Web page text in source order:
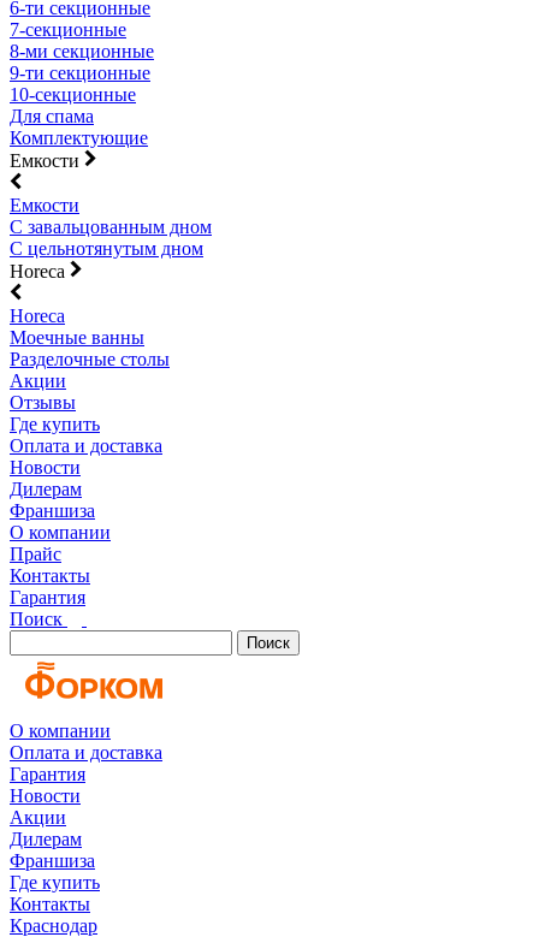
6-ти секционные
7-секционные
8-ми секционные
9-ти секционные
10-секционные
Для спама
Комплектующие
Емкости
Емкости
С завальцованным дном
С цельнотянутым дном
Horeca
Horeca
Моечные ванны
Разделочные столы
Акции
Отзывы
Где купить
Оплата и доставка
Новости
Дилерам
Франшиза
О компании
Прайс
Контакты
Гарантия
Поиск
Поиск
О компании
Оплата и доставка
Гарантия
Новости
Акции
Дилерам
Франшиза
Где купить
Контакты
Краснодар